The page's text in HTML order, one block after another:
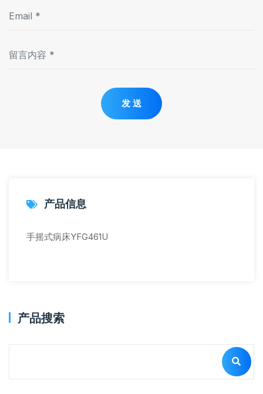
发 送
产品信息
手摇式病床YFG461U
产品搜索